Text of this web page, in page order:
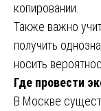
копировании.
Также важно
получить
носить
Где провести
В Москве